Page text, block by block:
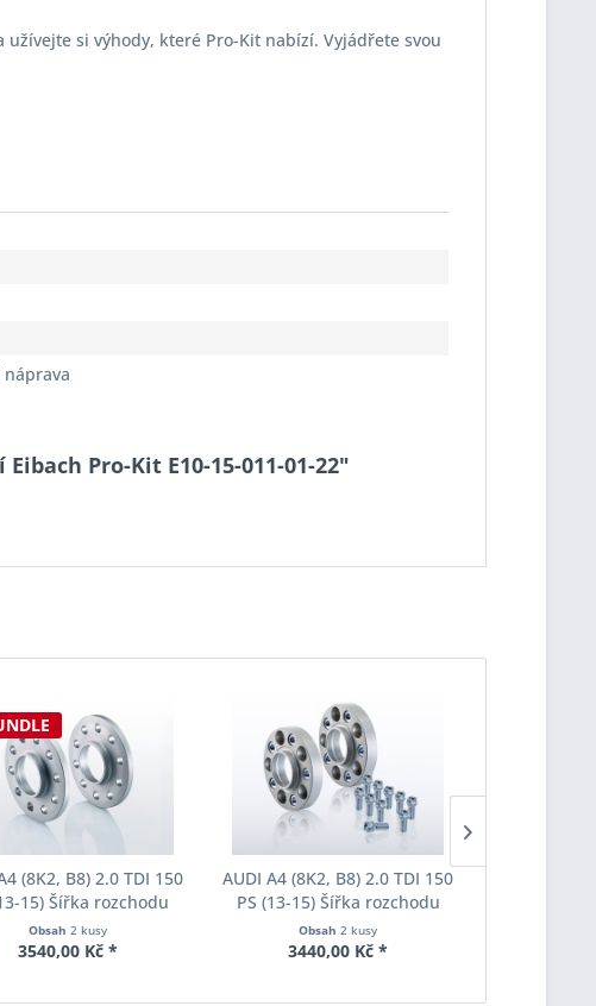
si výhody, které Pro-Kit nabízí. Vyjádřete svou
Pro-Kit E10-15-011-01-22"
(8K2, B8) 2.0 TDI 150
15) Šířka rozchodu
Pro-Spacer S90-2-20-
Tloušťka 20mm
Obsah 2 kusy
3540,00 Kč *
AUDI A4 (8K2, B8) 2.0 TDI 150
PS (13-15) Šířka rozchodu
Eibach Pro-Spacer S90-7-20-
016 System7 Tloušťka 20mm
Obsah2 kusy
3440,00 Kč *